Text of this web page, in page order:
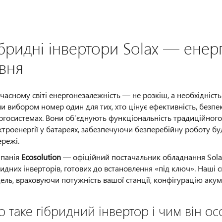
інвертори Solax —
світі енергонезалежність — не розкіш, а
вибором номер один для тих, хто цінує ефективність,
Вони об’єднують функціональність
у батареях, забезпечуючи безперебійну роботу
Ecosolution— офіційний постачальник обладнання
інверторів, готових до встановлення «під ключ».
враховуючи потужність вашої станції, конфігурацію
гібридний інвертор і чим він